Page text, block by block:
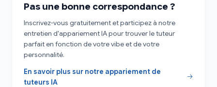
Pas une bonne correspondance ?
Inscrivez-vous gratuitement et participez à notre
entretien d'appariement IA pour trouver le tuteur
parfait en fonction de votre vibe et de votre
personnalité.
En savoir plus sur notre appariement de
tuteurs IA